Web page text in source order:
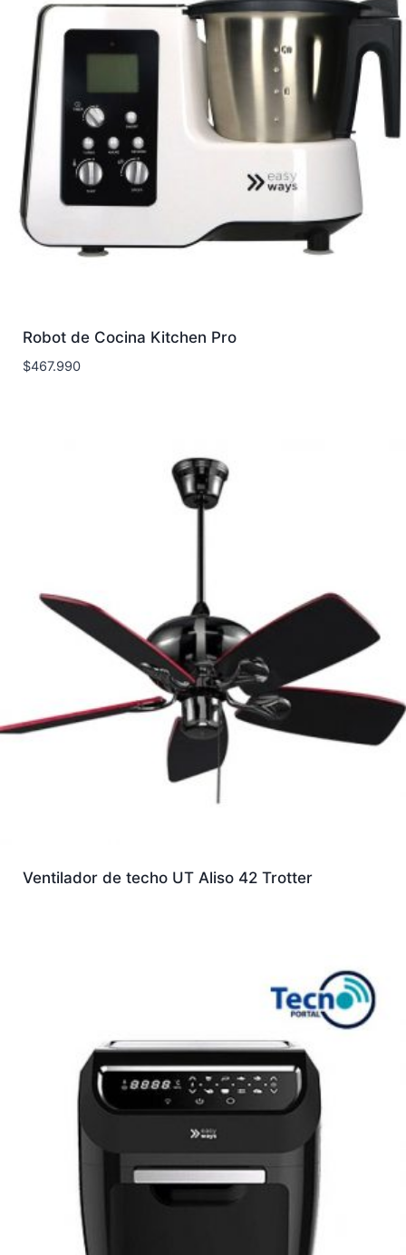
Robot de Cocina Kitchen Pro
$467.990
Ventilador de techo UT Aliso 42 Trotter